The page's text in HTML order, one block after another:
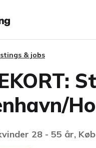
& jobs
28 - 55 år,